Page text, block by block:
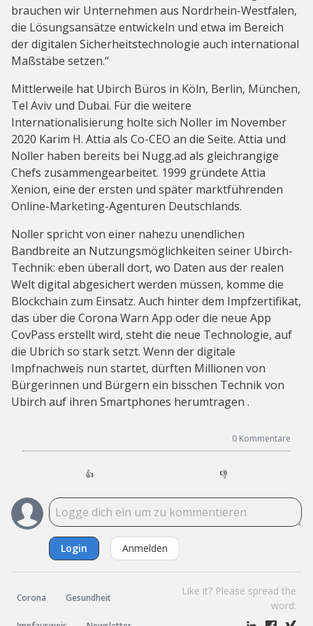
brauchen wir Unternehmen aus Nordrhein-Westfalen,
die Lösungsansätze entwickeln und etwa im Bereich
der digitalen Sicherheitstechnologie auch international
Maßstäbe setzen.“
Mittlerweile hat Ubirch Büros in Köln, Berlin, München,
Tel Aviv und Dubai. Für die weitere
Internationalisierung holte sich Noller im November
2020 Karim H. Attia als Co-CEO an die Seite. Attia und
Noller haben bereits bei Nugg.ad als gleichrangige
Chefs zusammengearbeitet. 1999 gründete Attia
Xenion, eine der ersten und später marktführenden
Online-Marketing-Agenturen Deutschlands.
Noller spricht von einer nahezu unendlichen
Bandbreite an Nutzungsmöglichkeiten seiner Ubirch-
Technik: eben überall dort, wo Daten aus der realen
Welt digital abgesichert werden müssen, komme die
Blockchain zum Einsatz. Auch hinter dem Impfzertifikat,
das über die Corona Warn App oder die neue App
CovPass erstellt wird, steht die neue Technologie, auf
die Ubrich so stark setzt. Wenn der digitale
Impfnachweis nun startet, dürften Millionen von
Bürgerinnen und Bürgern ein bisschen Technik von
Ubirch auf ihren Smartphones herumtragen .
0 Kommentare
👍 👎
Login Anmelden
Corona Gesundheit
Like it? Please spread the
word: